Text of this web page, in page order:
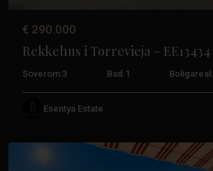
€ 290.000
Rekkehus i Torrevieja – EE13434
Soverom:3 Bad: 1 Boligareal:
Esentya Estate